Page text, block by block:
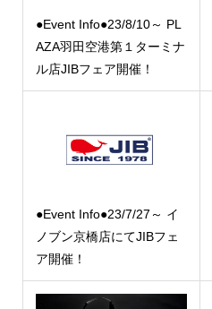
●Event Info●23/8/10～ PL
AZA羽田空港第１ターミナ
ル店JIBフェア開催！
●Event Info●23/7/27～ イ
ノブン京橋店にてJIBフェ
ア開催！